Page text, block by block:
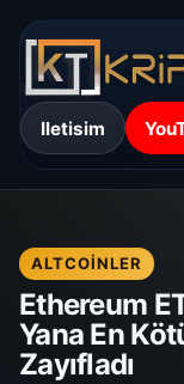
Iletisim
ALTCOINLER
Ethereum
Yana En
Zayıfladı